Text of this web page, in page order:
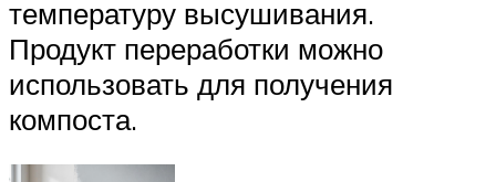
температуру высушивания.
Продукт переработки можно
использовать для получения
компоста.